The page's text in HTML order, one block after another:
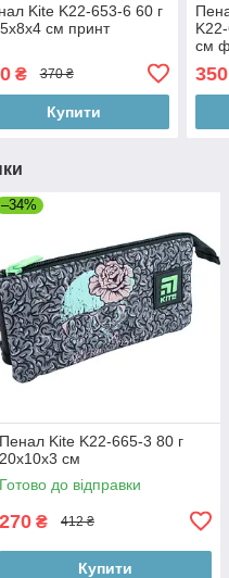
Kite K22-653-6 60 г
см принт
₴ 370 ₴
Купити
см
350
–34%
Пенал Kite K22-665-3 80 г
20x10x3 см
Готово до відправки
270 ₴ 412 ₴
Купити